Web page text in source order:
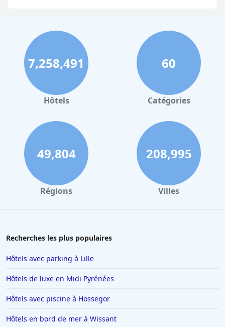
7,258,491
Hôtels
60
Catégories
49,804
Régions
208,995
Villes
Recherches les plus populaires
Hôtels avec parking à Lille
Hôtels de luxe en Midi Pyrénées
Hôtels avec piscine à Hossegor
Hôtels en bord de mer à Wissant